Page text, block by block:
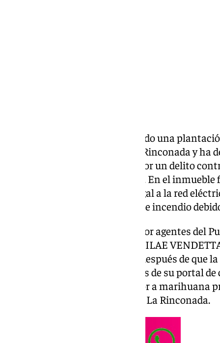
La Guardia Civil ha desmantelado una
una vivienda de San José de La Rinconada y
de la explotación, investigado por un delito
defraudación de fluido eléctrico. En el
de cannabis y una conexión ilegal a la red
suponía un importante riesgo de incendio
La actuación fue desarrollada por agentes del
dentro de la operación QUISQUILAE
aproximadamente tres meses después de que
comunicación anónima a través de su portal
aviso alertaba de un intenso olor a marihuana
del casco urbano de San José de La Rinconada.